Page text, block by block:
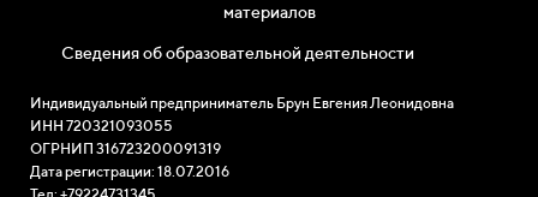
материалов
Сведения об образовательной деятельности
Индивидуальный предприниматель Брун Евгения Леонидовна
ИНН 720321093055
ОГРНИП 316723200091319
Дата регистрации: 18.07.2016